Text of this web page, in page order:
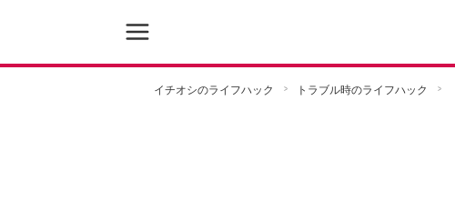
イチオシのライフハック トラブル時のライフハック